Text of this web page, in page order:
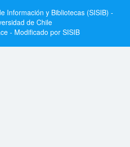
Información y Bibliotecas (SISIB) -
de Chile
- Modificado por SISIB